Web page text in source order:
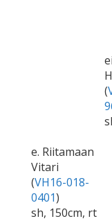
e. Riitamaan
Vitari
(VH16-018-
0401)
sh, 150cm, rt
(